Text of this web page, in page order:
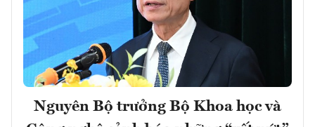
Nguyên Bộ trưởng Bộ Khoa học và